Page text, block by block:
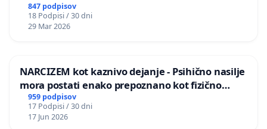
847 podpisov
18 Podpisi / 30 dni
29 Mar 2026
NARCIZEM kot kaznivo dejanje - Psihično nasilje
mora postati enako prepoznano kot fizično
nasilje
959 podpisov
17 Podpisi / 30 dni
17 Jun 2026